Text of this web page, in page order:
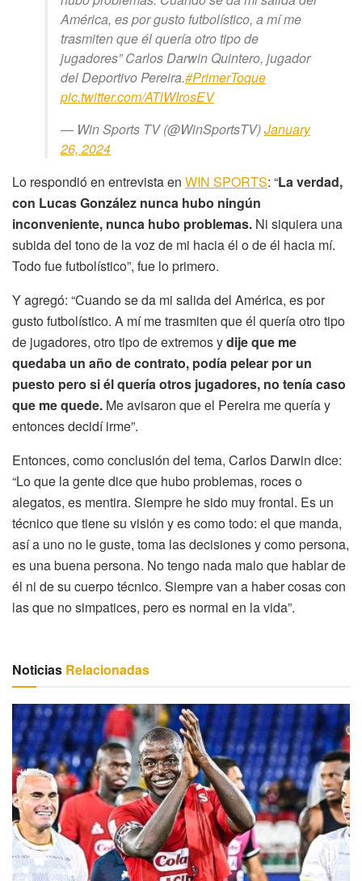
América, es por gusto futbolístico, a mí me
trasmiten que él quería otro tipo de
jugadores” Carlos Darwin Quintero, jugador
del Deportivo Pereira.#PrimerToque
pic.twitter.com/ATlWIrosEV
— Win Sports TV (@WinSportsTV)January
26, 2024
Lo respondió en entrevista en WIN SPORTS: “La verdad,
con Lucas González nunca hubo ningún
inconveniente, nunca hubo problemas. Ni siquiera una
subida del tono de la voz de mi hacia él o de él hacia mí.
Todo fue futbolístico”, fue lo primero.
Y agregó: “Cuando se da mi salida del América, es por
gusto futbolístico. A mí me trasmiten que él quería otro tipo
de jugadores, otro tipo de extremos ydije que me
quedaba un año de contrato, podía pelear por un
puesto pero si él quería otros jugadores, no tenía caso
que me quede. Me avisaron que el Pereira me quería y
entonces decidí irme”.
Entonces, como conclusión del tema, Carlos Darwin dice:
“Lo que la gente dice que hubo problemas, roces o
alegatos, es mentira. Siempre he sido muy frontal. Es un
técnico que tiene su visión y es como todo: el que manda,
así a uno no le guste, toma las decisiones y como persona,
es una buena persona. No tengo nada malo que hablar de
él ni de su cuerpo técnico. Siempre van a haber cosas con
las que no simpatices, pero es normal en la vida”.
Noticias Relacionadas